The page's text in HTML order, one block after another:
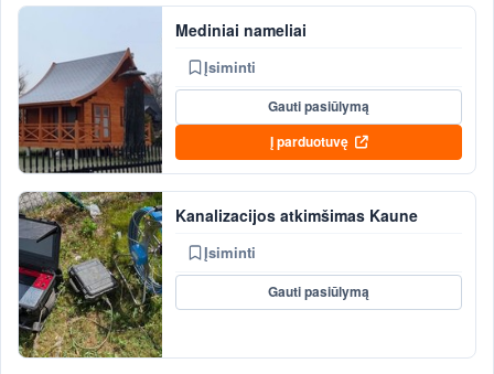
Mediniai nameliai
Įsiminti
Gauti pasiūlymą
Į parduotuvę
Kanalizacijos atkimšimas Kaune
Įsiminti
Gauti pasiūlymą